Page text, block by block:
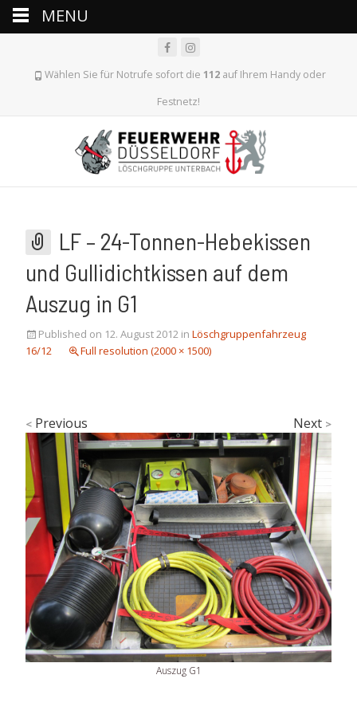
Wählen Sie für Notrufe sofort die 112auf Ihrem Handy oder
Festnetz!
LF – 24-Tonnen-Hebekissen
und Gullidichtkissen auf dem
Auszug in G1
Published on 12. August 2012 in Löschgruppenfahrzeug
16/12
Full resolution (2000 × 1500)
< Previous Next >
Auszug G1
MENU